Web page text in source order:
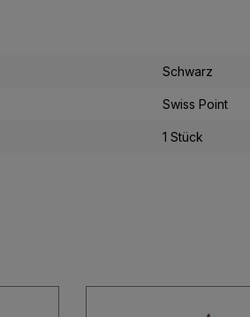
Schwarz
Swiss Point
1 Stück